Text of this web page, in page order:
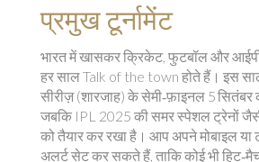
प्रमुख टूर्नामेंट
भारत में खासकर क्रिकेट, फुटबॉल और
हर साल Talk of the town होते हैं। इस
सीरीज़ (शारजाह) के सेमी‑फ़ाइनल 5 सितंबर
जबकि IPL 2025 की समर स्पेशल ट्रेनों
को तैयार कर रखा है। आप अपने मोबाइल या
अलर्ट सेट कर सकते हैं, ताकि कोई भी